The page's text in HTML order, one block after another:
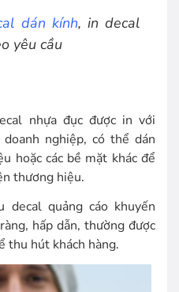
dán kính, in decal
yêu cầu
nhựa đục được in với
nghiệp, có thể dán
hoặc các bề mặt khác để
thương hiệu.
decal quảng cáo khuyến
hấp dẫn, thường được
thu hút khách hàng.